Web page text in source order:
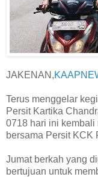
JAKENAN,
Terus menggelar
Persit Kartika
0718 hari ini kembali
bersama Persit KCK
Jumat berkah yang
bertujuan untuk